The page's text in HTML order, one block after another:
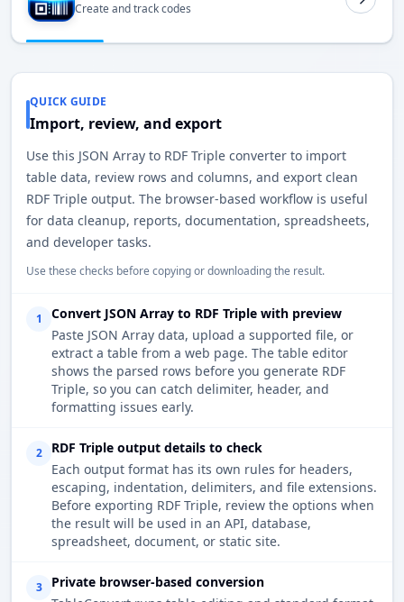
Create and track codes
QUICK GUIDE
Import, review, and export
Use this JSON Array to RDF Triple converter to import
table data, review rows and columns, and export clean
RDF Triple output. The browser-based workflow is useful
for data cleanup, reports, documentation, spreadsheets,
and developer tasks.
Use these checks before copying or downloading the result.
1
Convert JSON Array to RDF Triple with preview
Paste JSON Array data, upload a supported file, or
extract a table from a web page. The table editor
shows the parsed rows before you generate RDF
Triple, so you can catch delimiter, header, and
formatting issues early.
2
RDF Triple output details to check
Each output format has its own rules for headers,
escaping, indentation, delimiters, and file extensions.
Before exporting RDF Triple, review the options when
the result will be used in an API, database,
spreadsheet, document, or static site.
3
Private browser-based conversion